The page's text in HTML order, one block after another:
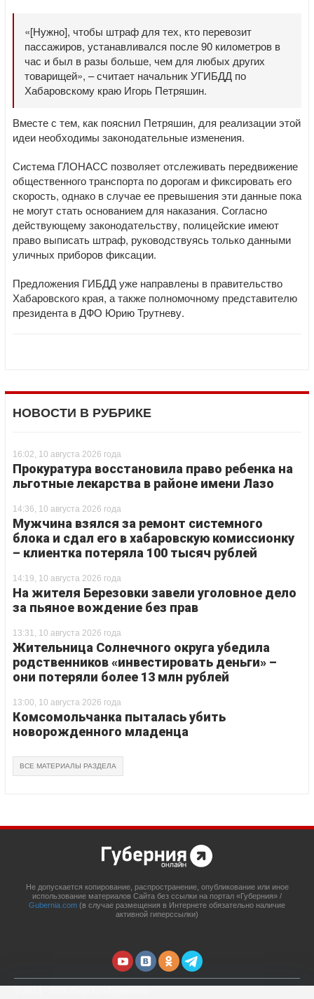
«[Нужно], чтобы штраф для тех, кто перевозит
пассажиров, устанавливался после 90 километров в
час и был в разы больше, чем для любых других
товарищей», – считает начальник УГИБДД по
Хабаровскому краю Игорь Петряшин.
Вместе с тем, как пояснил Петряшин, для реализации этой
идеи необходимы законодательные изменения.
Система ГЛОНАСС позволяет отслеживать передвижение
общественного транспорта по дорогам и фиксировать его
скорость, однако в случае ее превышения эти данные пока
не могут стать основанием для наказания. Согласно
действующему законодательству, полицейские имеют
право выписать штраф, руководствуясь только данными
уличных приборов фиксации.
Предложения ГИБДД уже направлены в правительство
Хабаровского края, а также полномочному представителю
президента в ДФО Юрию Трутневу.
НОВОСТИ В РУБРИКЕ
16:02, 10 августа 2026 года
Прокуратура восстановила право ребенка на
льготные лекарства в районе имени Лазо
14:36, 10 августа 2026 года
Мужчина взялся за ремонт системного
блока и сдал его в хабаровскую комиссионку
– клиентка потеряла 100 тысяч рублей
14:19, 10 августа 2026 года
На жителя Березовки завели уголовное дело
за пьяное вождение без прав
13:31, 10 августа 2026 года
Жительница Солнечного округа убедила
родственников «инвестировать деньги» –
они потеряли более 13 млн рублей
13:00, 10 августа 2026 года
Комсомольчанка пыталась убить
новорожденного младенца
ВСЕ МАТЕРИАЛЫ РАЗДЕЛА
Не допускается копирование, распространение, опубликование или иное
использование материалов Сайта без ссылки на портал «Губерния» /
Gubernia.com (в случае размещения в Интернете обязательно наличие
активной гиперссылки)